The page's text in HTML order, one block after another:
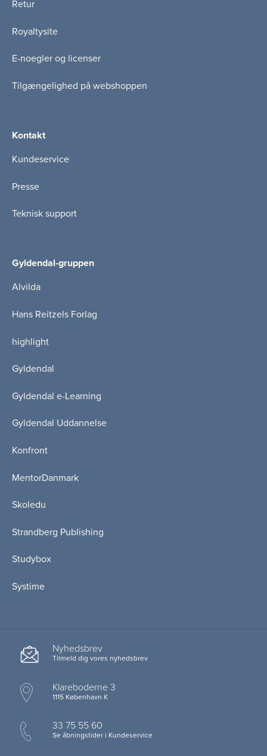
Retur
Royaltysite
E-noegler og licenser
Tilgængelighed på webshoppen
Kontakt
Kundeservice
Presse
Teknisk support
Gyldendal-gruppen
Alvilda
Hans Reitzels Forlag
highlight
Gyldendal
Gyldendal e-Learning
Gyldendal Uddannelse
Konfront
MentorDanmark
Skoledu
Strandberg Publishing
Studybox
Systime
Nyhedsbrev
Tilmeld dig vores nyhedsbrev
Klareboderne 3
1115 København K
33 75 55 60
Se åbningstider i Kundeservice